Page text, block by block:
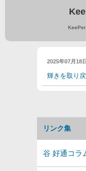
KeePer
2025年07月18
輝きを取り
リンク集
谷 好通コラ